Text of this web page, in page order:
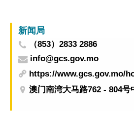
新闻局
（853）2833 2886
info@gcs.gov.mo
https://www.gcs.gov.mo/
澳门南湾大马路762 - 804号